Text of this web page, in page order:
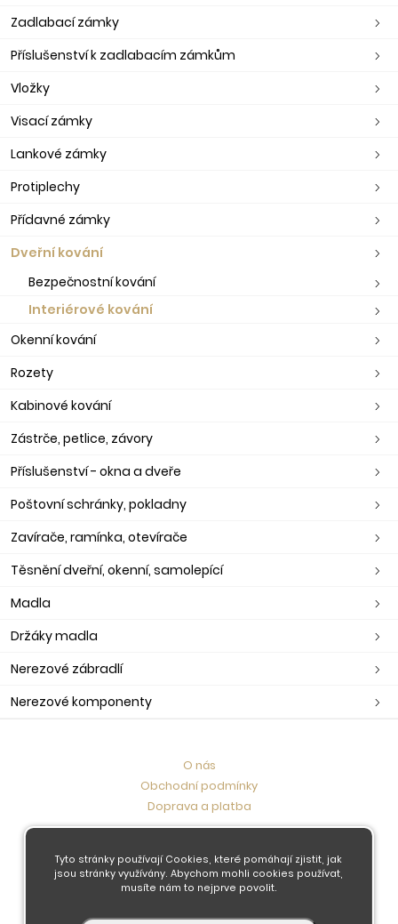
Zadlabací zámky
Příslušenství k zadlabacím zámkům
Vložky
Visací zámky
Lankové zámky
Protiplechy
Přídavné zámky
Dveřní kování
Bezpečnostní kování
Interiérové kování
Okenní kování
Rozety
Kabinové kování
Zástrče, petlice, závory
Příslušenství - okna a dveře
Poštovní schránky, pokladny
Zavírače, ramínka, otevírače
Těsnění dveřní, okenní, samolepící
Madla
Držáky madla
Nerezové zábradlí
Nerezové komponenty
O nás
Obchodní podmínky
Doprava a platba
Kontaktujte nás
Tyto stránky používají Cookies, které pomáhají zjistit, jak
jsou stránky využívány. Abychom mohli cookies používat,
musíte nám to nejprve povolit.